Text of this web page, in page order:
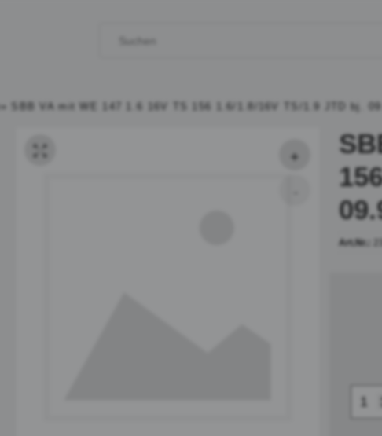
» SBB VA mit WE 147 1.6 16V TS 156 1.6/1.8/16V TS/1.9 JTD bj.
Art.Nr.: